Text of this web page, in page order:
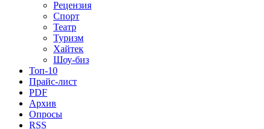
Рецензия
Спорт
Театр
Туризм
Хайтек
Шоу-биз
Топ-10
Прайс-лист
PDF
Архив
Опросы
RSS